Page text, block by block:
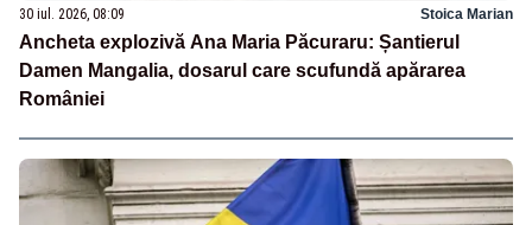
30 iul. 2026, 08:09 Stoica Marian
Ancheta explozivă Ana Maria Păcuraru: Șantierul
Damen Mangalia, dosarul care scufundă apărarea
României